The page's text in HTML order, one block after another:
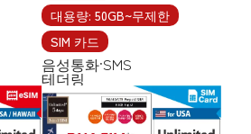
대용량: 50GB~무제한
SIM 카드
음성통화·SMS
테더링